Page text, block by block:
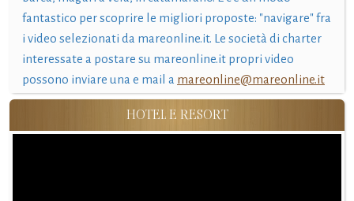
fantastico per scoprire le migliori proposte: "navigare" fra
i video selezionati da mareonline.it. Le società di charter
interessate a postare su mareonline.it propri video
possono inviare una e mail a mareonline@mareonline.it
HOTEL E RESORT